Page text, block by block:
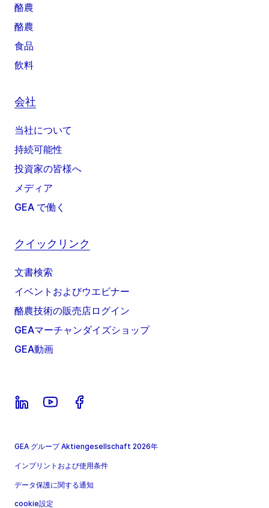
酪農
酪農
食品
飲料
会社
当社について
持続可能性
投資家の皆様へ
メディア
GEA で働く
クイックリンク
文書検索
イベントおよびウエビナー
酪農技術の販売店ログイン
GEAマーチャンダイズショップ
GEA動画
GEA グループ Aktiengesellschaft 2026年
インプリントおよび使用条件
データ保護に関する通知
cookie設定